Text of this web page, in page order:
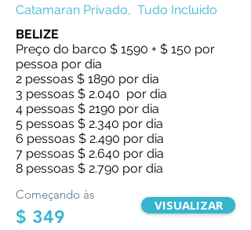
Catamaran Privado, Tudo Incluído
BELIZE
Preço do barco $ 1590 + $ 150 por
pessoa por dia
2 pessoas $ 1890 por dia
3 pessoas $ 2.040 por dia
4 pessoas $ 2190 por dia
5 pessoas $ 2.340 por dia
6 pessoas $ 2.490 por dia
7 pessoas $ 2.640 por dia
8 pessoas $ 2.790 por dia
Começando às
$ 349
VISUALIZAR